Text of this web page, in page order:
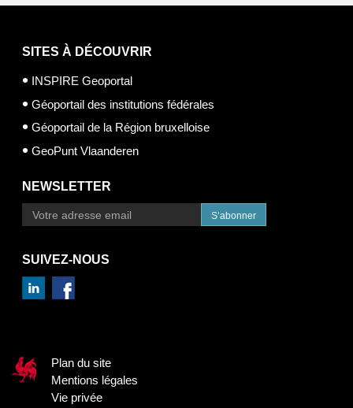
SITES À DÉCOUVRIR
INSPIRE Geoportal
Géoportail des institutions fédérales
Géoportail de la Région bruxelloise
GeoPunt Vlaanderen
NEWSLETTER
S’abonner
SUIVEZ-NOUS
Plan du site
Mentions légales
Vie privée